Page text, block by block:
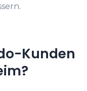
Kunden